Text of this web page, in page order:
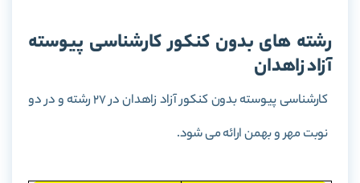
رشته های بدون کنکور کارشناسی پیوسته
آزاد زاهدان
کارشناسی پیوسته بدون کنکور آزاد زاهدان در 27 رشته و در دو
نوبت مهر و بهمن ارائه می شود.